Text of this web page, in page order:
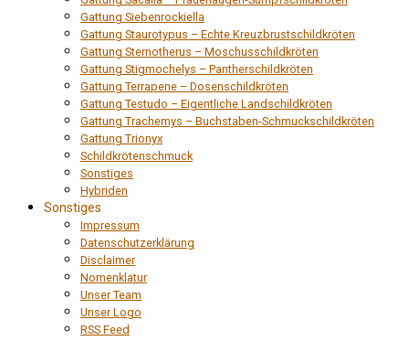
Gattung Siebenrockiella
Gattung Staurotypus – Echte Kreuzbrustschildkröten
Gattung Sternotherus – Moschusschildkröten
Gattung Stigmochelys – Pantherschildkröten
Gattung Terrapene – Dosenschildkröten
Gattung Testudo – Eigentliche Landschildkröten
Gattung Trachemys – Buchstaben-Schmuckschildkröten
Gattung Trionyx
Schildkrötenschmuck
Sonstiges
Hybriden
Sonstiges
Impressum
Datenschutzerklärung
Disclaimer
Nomenklatur
Unser Team
Unser Logo
RSS Feed